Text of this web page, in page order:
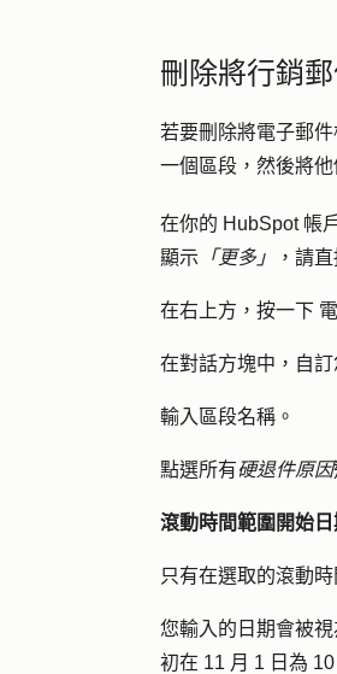
刪除將行銷
若要刪除將電子郵
一個區段，然後將他
在你的 HubSpot 帳
顯示 「更多」 ，請
在右上方，按一下
在對話方塊中，自訂
輸入 區段名稱 。
點選所有硬退件原因
滾動時間範圍開始日
只有在選取的滾動
您輸入的日期會被
初在 11 月 1 日為